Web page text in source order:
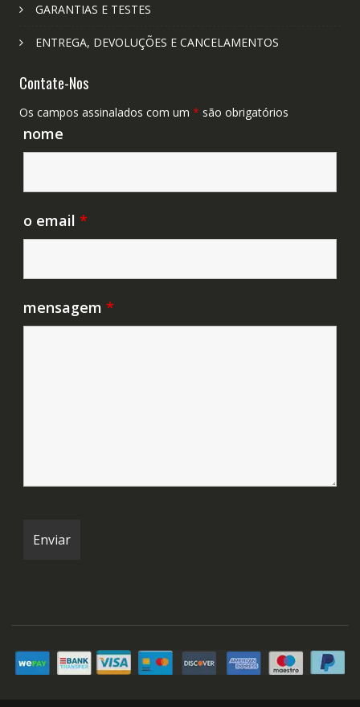
GARANTIAS E TESTES
ENTREGA, DEVOLUÇÕES E CANCELAMENTOS
Contate-Nos
Os campos assinalados com um * são obrigatórios
nome
o email *
mensagem *